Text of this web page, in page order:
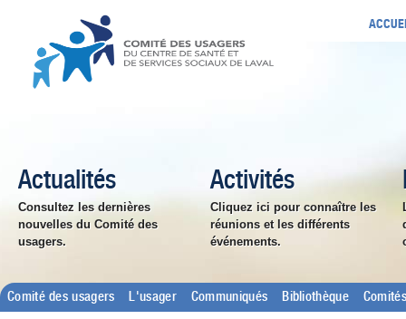
Actualités
Consultez les dernières
nouvelles du Comité des
usagers.
Activités
Cliquez ici pour connaître les
réunions et les différents
événements.
Comité des usagers L'usager Communiqués Bibliothèque